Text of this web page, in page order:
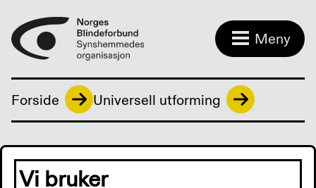
Meny
Forside Universell utforming
Vi bruker